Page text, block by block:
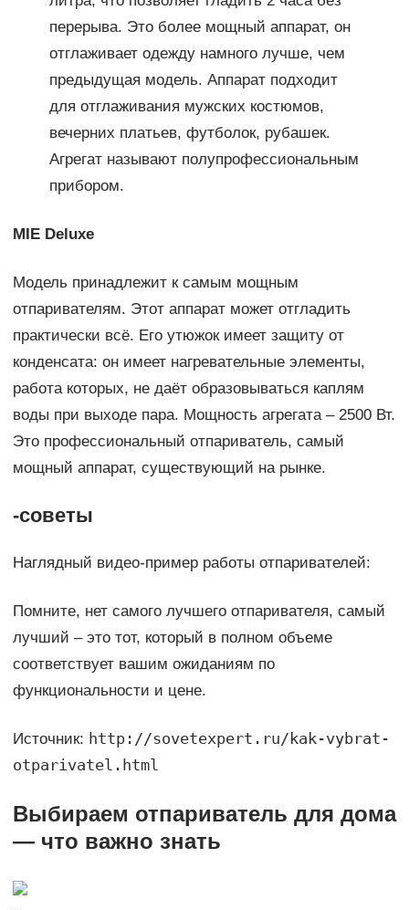
перерыва. Это более мощный аппарат, он
отглаживает одежду намного лучше, чем
предыдущая модель. Аппарат подходит
для отглаживания мужских костюмов,
вечерних платьев, футболок, рубашек.
Агрегат называют полупрофессиональным
прибором.
MIE Deluxe
Модель принадлежит к самым мощным
отпаривателям. Этот аппарат может отгладить
практически всё. Его утюжок имеет защиту от
конденсата: он имеет нагревательные элементы,
работа которых, не даёт образовываться каплям
воды при выходе пара. Мощность агрегата – 2500 Вт.
Это профессиональный отпариватель, самый
мощный аппарат, существующий на рынке.
-советы
Наглядный видео-пример работы отпаривателей:
Помните, нет самого лучшего отпаривателя, самый
лучший – это тот, который в полном объеме
соответствует вашим ожиданиям по
функциональности и цене.
Источник: http://sovetexpert.ru/kak-vybrat-
otparivatel.html
Выбираем отпариватель для дома
— что важно знать